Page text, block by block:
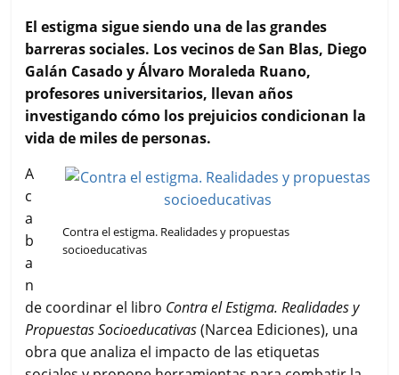
c
e
b
o
o
k
i
t
t
e
r
a
t
s
A
p
p
a
i
l
m
p
a
r
t
i
r
El estigma sigue siendo una de las grandes
barreras sociales. Los vecinos de San Blas, Diego
Galán Casado y Álvaro Moraleda Ruano,
profesores universitarios, llevan años
investigando cómo los prejuicios condicionan la
vida de miles de personas.
Contra el estigma. Realidades y propuestas
socioeducativas
A
c
a
b
a
n
de coordinar el libro Contra el Estigma. Realidades y
Propuestas Socioeducativas(Narcea Ediciones), una
obra que analiza el impacto de las etiquetas